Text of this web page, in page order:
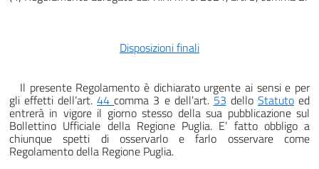
Disposizioni finali
Il presente Regolamento è dichiarato urgente ai sensi e per
gli effetti dell’art.44comma 3 e dell’art. 53 dello Statutoed
entrerà in vigore il giorno stesso della sua pubblicazione sul
Bollettino Ufficiale della Regione Puglia. E’ fatto obbligo a
chiunque spetti di osservarlo e farlo osservare come
Regolamento della Regione Puglia.